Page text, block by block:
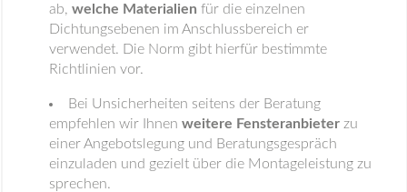
ab, welche Materialien für die einzelnen
Dichtungsebenen im Anschlussbereich er
verwendet. Die Norm gibt hierfür bestimmte
Richtlinien vor.
Bei Unsicherheiten seitens der Beratung
empfehlen wir Ihnen weitere Fensteranbieter zu
einer Angebotslegung und Beratungsgespräch
einzuladen und gezielt über die Montageleistung zu
sprechen.